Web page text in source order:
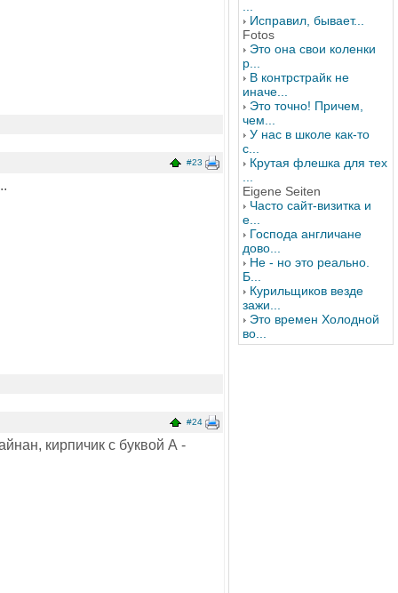
#23
#24
кирпичик с буквой А -
Исправил, бывает...
Fotos
Это она свои коленки
р...
В контрстрайк не
иначе...
Это точно! Причем,
чем...
У нас в школе как-то
с...
Крутая флешка для тех
Eigene Seiten
Часто сайт-визитка и
е...
Господа англичане
дово...
Не - но это реально.
Б...
Курильщиков везде
зажи...
Это времен Холодной
во...